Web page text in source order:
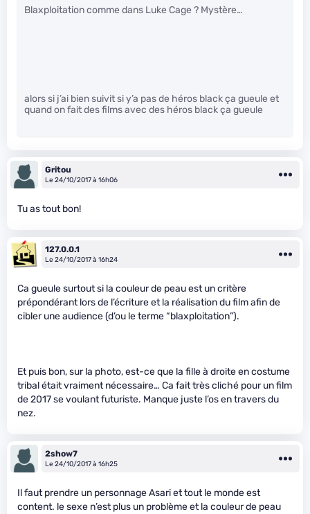
Blaxploitation comme dans Luke Cage ? Mystère…
alors si j’ai bien suivit si y’a pas de héros black ça gueule et
quand on fait des films avec des héros black ça gueule
Gritou
Le 24/10/2017 à 16h06
Tu as tout bon!
127.0.0.1
Le 24/10/2017 à 16h24
Ca gueule surtout si la couleur de peau est un critère
prépondérant lors de l’écriture et la réalisation du film afin de
cibler une audience (d’ou le terme “blaxploitation”).
Et puis bon, sur la photo, est-ce que la fille à droite en costume
tribal était vraiment nécessaire… Ca fait très cliché pour un film
de 2017 se voulant futuriste. Manque juste l’os en travers du
nez.
2show7
Le 24/10/2017 à 16h25
Il faut prendre un personnage Asari et tout le monde est
content. le sexe n’est plus un problème et la couleur de peau